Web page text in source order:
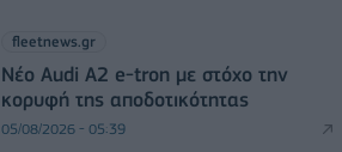
fleetnews.gr
Νέο Audi A2 e-tron με στόχο την
κορυφή της αποδοτικότητας
05/08/2026 - 05:39